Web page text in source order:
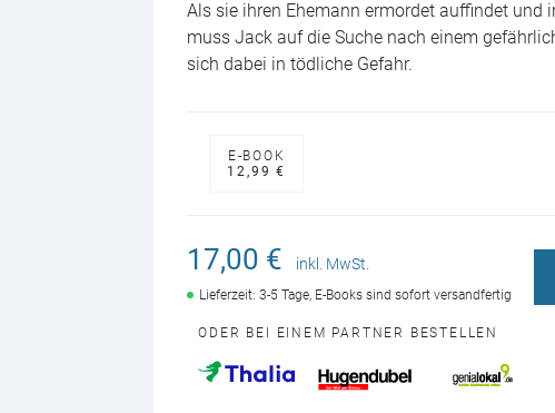
Als sie ihren Ehemann ermordet auffindet und
muss Jack auf die Suche nach einem
sich dabei in tödliche Gefahr.
E-BOOK
12,99 €
17,00 € inkl. MwSt.
Lieferzeit: 3-5 Tage, E-Books sind sofort versandfertig
ODER BEI EINEM PARTNER BESTELLEN